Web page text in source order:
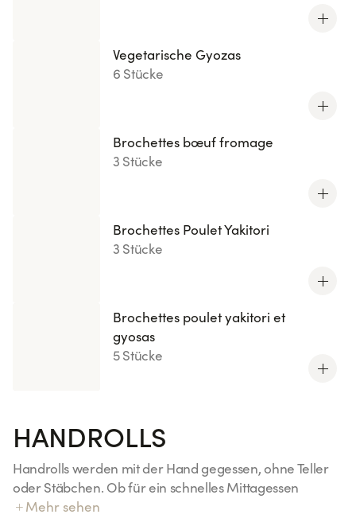
Vegetarische Gyozas
6 Stücke
Brochettes bœuf fromage
3 Stücke
Brochettes Poulet Yakitori
3 Stücke
Brochettes poulet yakitori et
gyosas
5 Stücke
HANDROLLS
Handrolls werden mit der Hand gegessen, ohne Teller
oder Stäbchen. Ob für ein schnelles Mittagessen
zwischen zwei Meetings, ein Abendessen zum
Mehr sehen